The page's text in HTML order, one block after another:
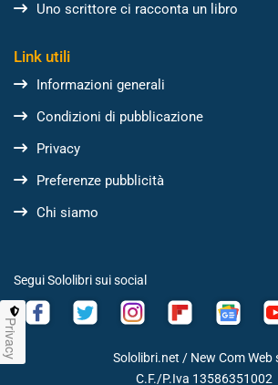
Uno scrittore ci racconta un libro
Link utili
Informazioni generali
Condizioni di pubblicazione
Privacy
Preferenze pubblicità
Chi siamo
Segui Sololibri sui social
Sololibri.net / New Com Web
C.F./P.Iva 13586351002
Privacy